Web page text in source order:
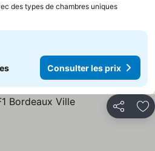
des types de chambres uniques
Consulter les prix
Partager